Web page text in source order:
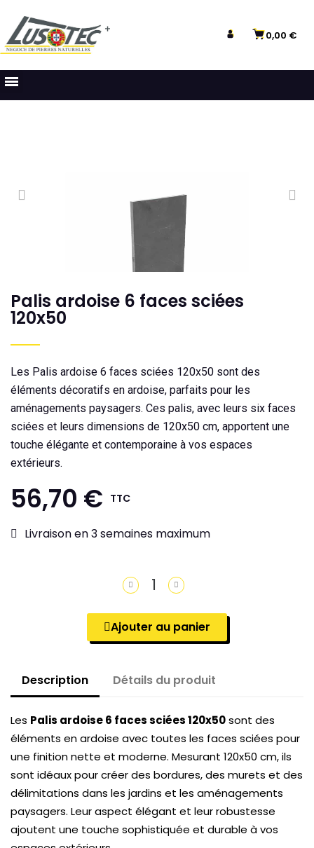
0,00 €
Palis ardoise 6 faces sciées
120x50
Les Palis ardoise 6 faces sciées 120x50 sont des
éléments décoratifs en ardoise, parfaits pour les
aménagements paysagers. Ces palis, avec leurs six faces
sciées et leurs dimensions de 120x50 cm, apportent une
touche élégante et contemporaine à vos espaces
extérieurs.
56,70 € TTC
Livraison en 3 semaines maximum
Ajouter au panier
Description Détails du produit
Les Palis ardoise 6 faces sciées120x50sont des
éléments en ardoise avec toutes les faces sciées pour
une finition nette et moderne. Mesurant 120x50 cm, ils
sont idéaux pour créer des bordures, des murets et des
délimitations dans les jardins et les aménagements
paysagers. Leur aspect élégant et leur robustesse
ajoutent une touche sophistiquée et durable à vos